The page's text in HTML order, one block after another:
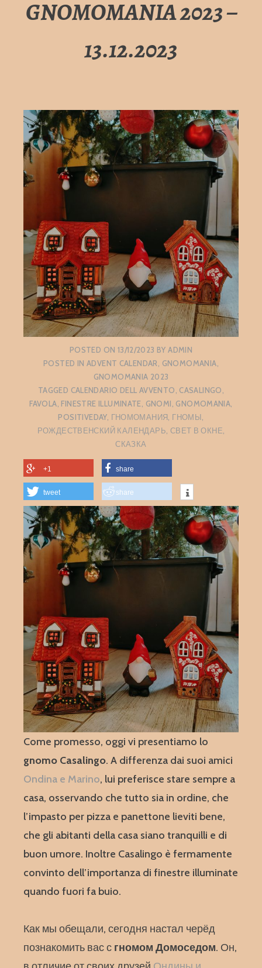
GNOMOMANIA 2023 –
13.12.2023
POSTED ON 13/12/2023 BYADMIN
POSTED IN ADVENT CALENDAR GNOMOMANIA
GNOMOMANIA 2023
TAGGED CALENDARIO DELL AVVENTO CASALINGO
FAVOLA FINESTRE ILLUMINATE GNOMI GNOMOMANIA
POSITIVEDAY, ГНОМОМАНИЯ ГНОМЫ
РОЖДЕСТВЕНСКИЙ КАЛЕНДАРЬ СВЕТ В ОКНЕ
СКАЗКА
+1 share
tweet share
Come promesso, oggi vi presentiamo lo
gnomo Casalingo. A differenza dai suoi amici
Ondina e Marino, lui preferisce stare sempre a
casa, osservando che tutto sia in ordine, che
l’impasto per pizza e panettone lieviti bene,
che gli abitanti della casa siano tranquilli e di
buon umore. Inoltre Casalingo è fermamente
convinto dell’importanza di finestre illuminate
quando fuori fa buio.
Как мы обещали, сегодня настал черёд
познакомить вас с гномом Домоседом. Он,